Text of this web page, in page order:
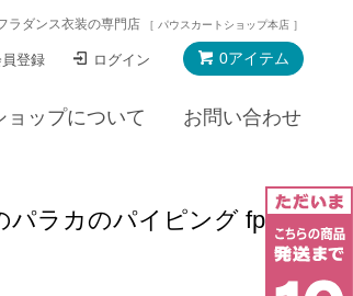
ラダンス衣装の専門店 ［ パウスカートショップ本店 ］
0アイテム
登録 ログイン
ョップについて お問い合わせ
パラカのパイピング fppa